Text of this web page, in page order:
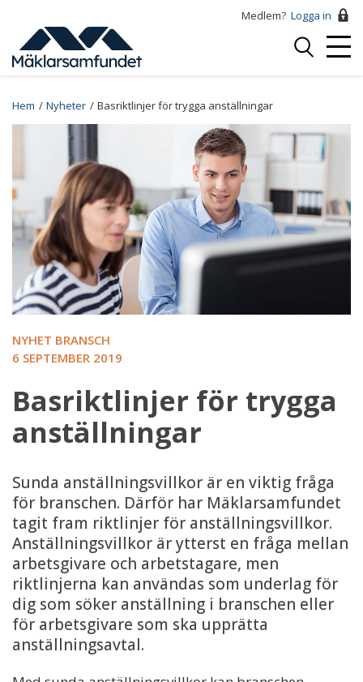
huvudinnehåll
Medlem? Logga in
Logga
Breadcrumb
Hem Nyheter Basriktlinjer för trygga anställningar
NYHET BRANSCH
6 SEPTEMBER 2019
Basriktlinjer för trygga
anställningar
Sunda anställningsvillkor är en viktig fråga
för branschen. Därför har Mäklarsamfundet
tagit fram riktlinjer för anställningsvillkor.
Anställningsvillkor är ytterst en fråga mellan
arbetsgivare och arbetstagare, men
riktlinjerna kan användas som underlag för
dig som söker anställning i branschen eller
för arbetsgivare som ska upprätta
anställningsavtal.